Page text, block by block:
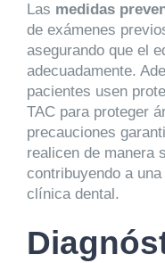
Las medidas
de exámenes
asegurando que el
adecuadamente.
pacientes usen
TAC para proteger
precauciones
realicen de manera
contribuyendo a
clínica dental.